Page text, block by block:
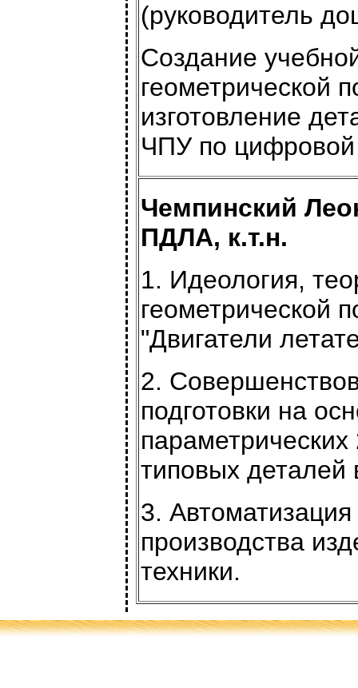
(руководитель
Создание
геометрической
изготовление
ЧПУ по
Чемпинский
ПДЛА, к.т.н.
1. Идеология,
геометрической
"Двигатели
2.
подготовки на
типовых деталей
3. Автоматизация
производства
техники.